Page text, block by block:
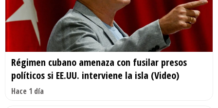
Régimen cubano amenaza con fusilar presos
políticos si EE.UU. interviene la isla (Video)
Hace 1 día